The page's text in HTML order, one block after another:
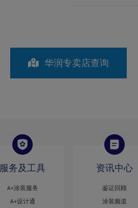
华润专卖店查询
服务及工具
A+涂装服务
A+设计通
资讯中心
鉴证回顾
涂装频道